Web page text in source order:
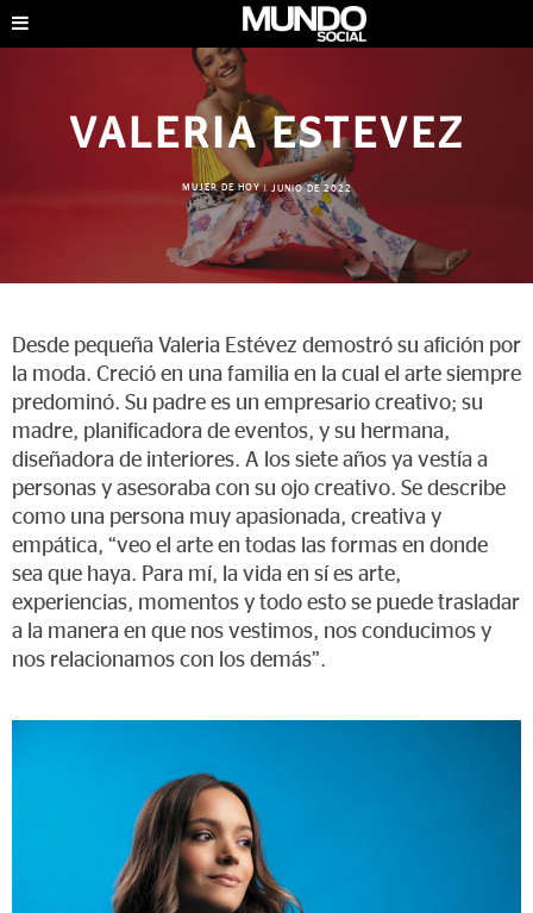
VALERIA ESTEVEZ
MUJER DE HOY| JUNIO DE 2022
Desde pequeña Valeria Estévez demostró su afición por
la moda. Creció en una familia en la cual el arte siempre
predominó. Su padre es un empresario creativo; su
madre, planificadora de eventos, y su hermana,
diseñadora de interiores. A los siete años ya vestía a
personas y asesoraba con su ojo creativo. Se describe
como una persona muy apasionada, creativa y
empática, “veo el arte en todas las formas en donde
sea que haya. Para mí, la vida en sí es arte,
experiencias, momentos y todo esto se puede trasladar
a la manera en que nos vestimos, nos conducimos y
nos relacionamos con los demás”.